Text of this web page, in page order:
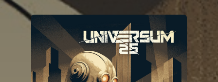
You're all set!